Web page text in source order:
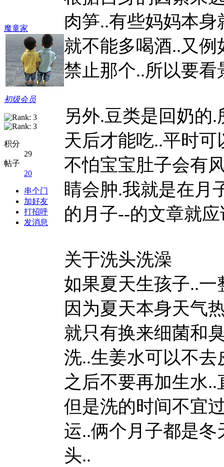
魔童家
初级会员
积分
29
帖子
20
串个门
加好友
打招呼
发消息
肉笋..有些妈妈本
就不能多喝酒..又
禁止那个..所以要看
另外.豆类是回奶的
天后才能吃..平时
不怕宝宝肚子会有
睛会肿.我就是在月
的月子--的文章就
关于洗头洗澡
如果夏天生孩子..
因为夏天本身天气
就只有换来细菌和
洗..生姜水可以不
之后不要再加生水
但是洗的时间不宜
运..俩个月子都是
头..